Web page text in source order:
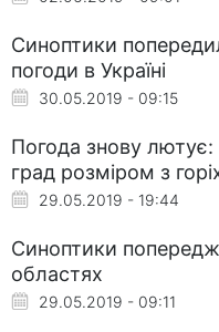
Синоптики
погоди в Україні
30.05.2019 - 09:15
Погода знову лютує:
град розміром з
29.05.2019 - 19:44
Синоптики
областях
29.05.2019 - 09:11